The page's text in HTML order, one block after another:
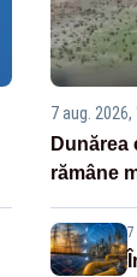
7 aug. 2026,
Dunărea
rămâne
7